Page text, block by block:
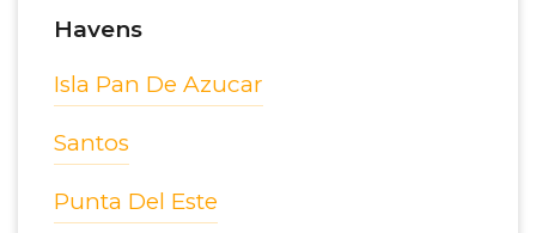
Havens
Isla Pan De Azucar
Santos
Punta Del Este